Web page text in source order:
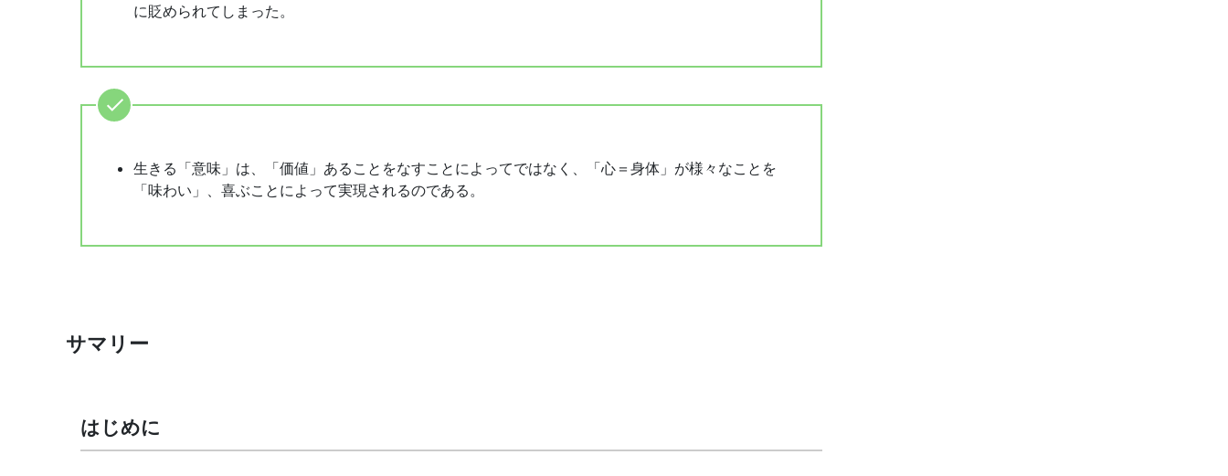
に貶められてしまった。
生きる「意味」は、「価値」あることをなすことによってではなく、「心＝身体」が様々なことを
「味わい」、喜ぶことによって実現されるのである。
サマリー
はじめに